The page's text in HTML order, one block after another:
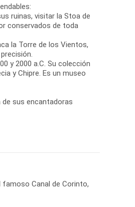
ruinas, visitar la Stoa de
conservados de toda
la Torre de los Vientos,
y 2000 a.C. Su colección
y Chipre. Es un museo
de sus encantadoras
famoso Canal de Corinto,